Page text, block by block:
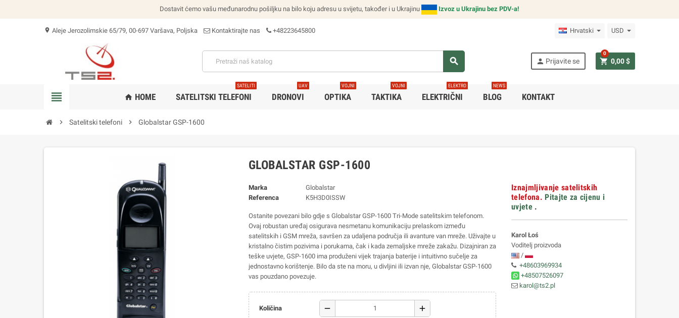
Dostavit ćemo vašu međunarodnu pošiljku na bilo koju adresu u svijetu, također i u Ukrajinu Izvoz u Ukrajinu bez PDV-a!
location_on Aleje Jerozolimskie 65/79, 00-697 Varšava, Poljska Kontaktirajte nas +48223645800 Hrvatski USD
search person Prijavite se shopping_cart 0,00 $
0
view_headline home HOME SATELITSKI TELEFONI
SATELITI
DRONOVI
UAV
OPTIKA
VOJNI
TAKTIKA
VOJNI
ELEKTRIČNI
ELEKTRO
BLOG
NEWS
KONTAKT
chevron_right Satelitski telefoni chevron_right Globalstar GSP-1600
GLOBALSTAR GSP-1600
Marka
Globalstar
Referenca
K5H3D0ISSW
Ostanite povezani bilo gdje s Globalstar GSP-1600 Tri-Mode satelitskim telefonom.
Ovaj robustan uređaj osigurava nesmetanu komunikaciju prelaskom između
satelitskih i GSM mreža, savršen za udaljena područja ili avanture van mreže. Uživajte u
kristalno čistim pozivima i porukama, čak i kada zemaljske mreže zakažu. Dizajniran za
teške uvjete, GSP-1600 ima produženi vijek trajanja baterije i intuitivno sučelje za
jednostavno korištenje. Bilo da ste na moru, u divljini ili izvan nje, Globalstar GSP-1600
vas pouzdano povezuje.
Količina remove add
Iznajmljivanje satelitskih
telefona. Pitajte za cijenu i
uvjete.
Karol Łoś
Voditelj proizvoda
/
+48603969934
+48507526097
karol@ts2.pl